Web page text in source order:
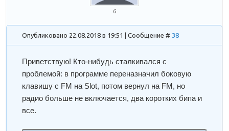
6
Опубликовано 22.08.2018 в 19:51 | Сообщение # 38
Приветствую! Кто-нибудь сталкивался с
проблемой: в программе переназначил боковую
клавишу с FM на Slot, потом вернул на FM, но
радио больше не включается, два коротких бипа и
все.